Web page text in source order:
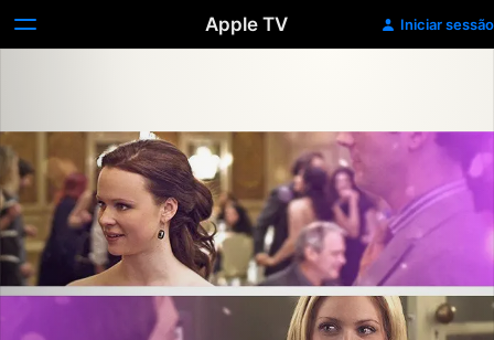
Apple TV Iniciar sessão